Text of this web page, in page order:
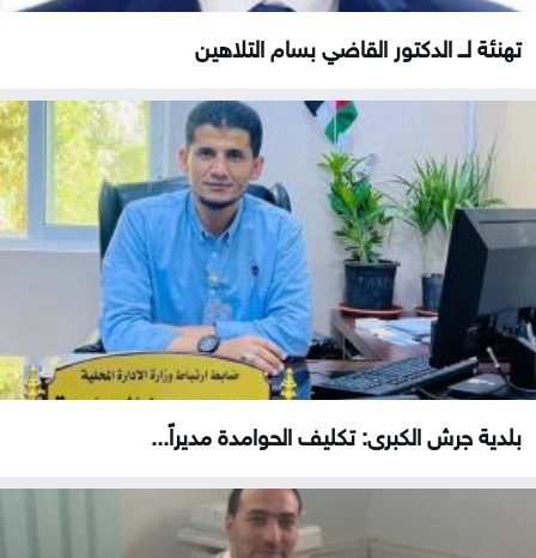
تهنئة لــ الدكتور القاضي بسام التلاهين
بلدية جرش الكبرى: تكليف الحوامدة مديراً...